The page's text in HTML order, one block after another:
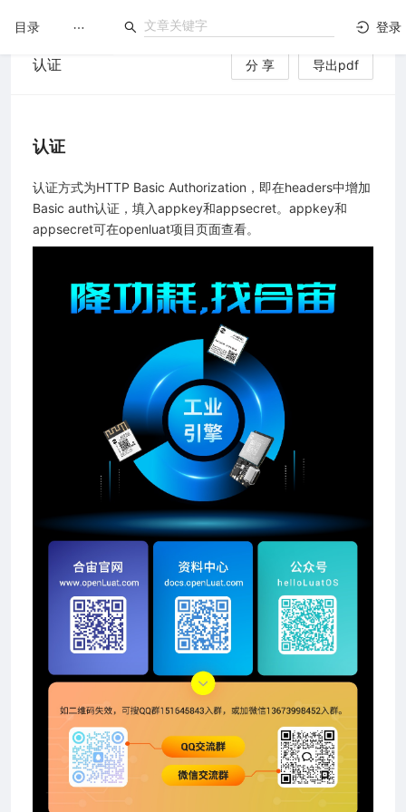
登录
目录
认证 分 享 导出pdf
认证
认证方式为HTTP Basic Authorization，即在headers中增加
Basic auth认证，填入appkey和appsecret。appkey和
appsecret可在openluat项目页面查看。